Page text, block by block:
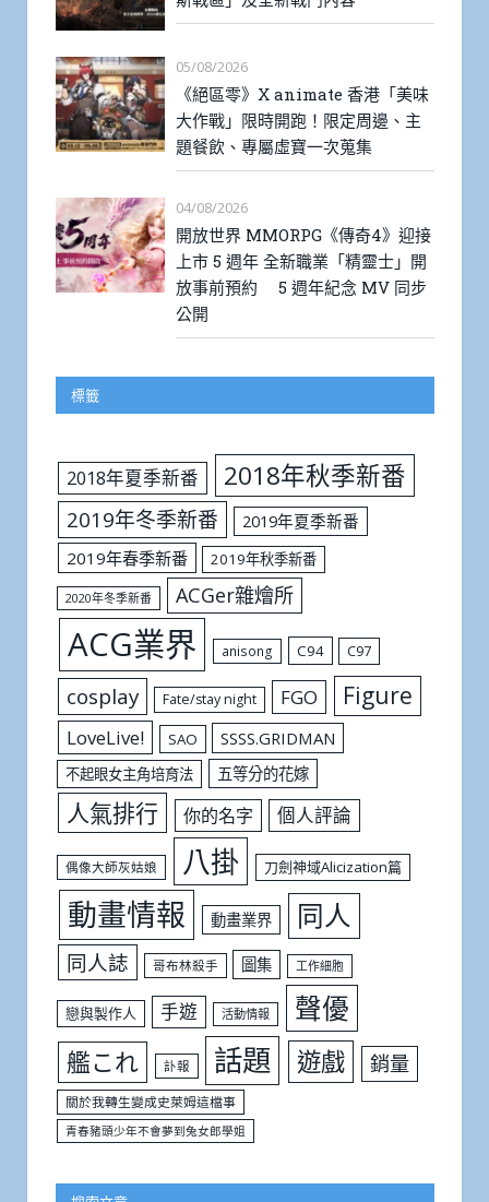
05/08/2026
《絕區零》X animate 香港「美味
大作戰」限時開跑！限定周邊、主
題餐飲、專屬虛寶一次蒐集
04/08/2026
開放世界 MMORPG《傳奇4》迎接
上市 5 週年 全新職業「精靈士」開
放事前預約 5 週年紀念 MV 同步
公開
標籤
2018年夏季新番 2018年秋季新番
2019年冬季新番
2019年夏季新番
2019年春季新番
2019年秋季新番
2020年冬季新番 ACGer雜燴所
ACG業界 anisong C94 C97
cosplay Fate/stay night FGO Figure
LoveLive! SAO SSSS.GRIDMAN
不起眼女主角培育法 五等分的花嫁
人氣排行 你的名字 個人評論
偶像大師灰姑娘 八掛 刀劍神域Alicization篇
動畫情報 動畫業界 同人
同人誌 哥布林殺手 圖集 工作細胞
戀與製作人 手遊 活動情報 聲優
艦これ 訃報 話題 遊戲 銷量
關於我轉生變成史萊姆這檔事
青春豬頭少年不會夢到兔女郎學姐